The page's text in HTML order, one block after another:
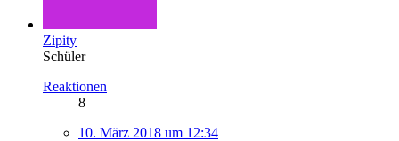
Zipity
Schüler
Reaktionen
8
10. März 2018 um 12:34